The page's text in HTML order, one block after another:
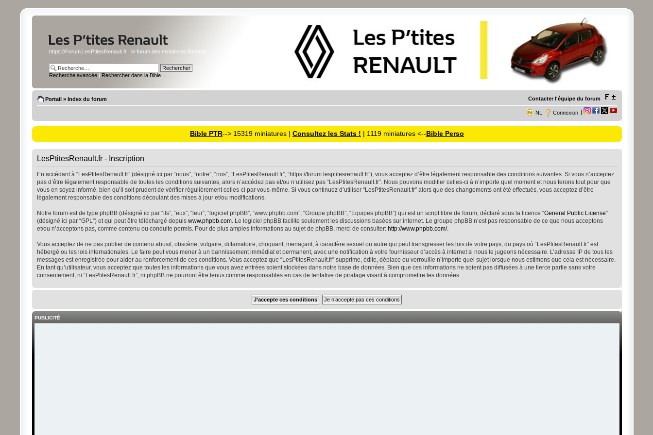
https://Forum.LesPtitesRenault.fr : le forum des miniatures Renault
Recherche avancée | Rechercher dans la Bible ...
Portail» Index du forum Contacter l'équipe du forum
NL Connexion |
Bible PTR--> 15319 miniatures | Consultez les Stats ! | 1119 miniatures <--Bible Perso
LesPtitesRenault.fr - Inscription
En accédant à “LesPtitesRenault.fr” (désigné ici par “nous”, “notre”, “nos”, “LesPtitesRenault.fr”, “https://forum.lesptitesrenault.fr”), vous acceptez d’être légalement responsable des conditions suivantes. Si vous n’acceptez
pas d’être légalement responsable de toutes les conditions suivantes, alors n’accédez pas et/ou n’utilisez pas “LesPtitesRenault.fr”. Nous pouvons modifier celles-ci à n’importe quel moment et nous ferons tout pour que
vous en soyez informé, bien qu’il soit prudent de vérifier régulièrement celles-ci par vous-même. Si vous continuez d’utiliser “LesPtitesRenault.fr” alors que des changements ont été effectués, vous acceptez d’être
légalement responsable des conditions découlant des mises à jour et/ou modifications.
Notre forum est de type phpBB (désigné ici par “ils”, “eux”, “leur”, “logiciel phpBB”, “www.phpbb.com”, “Groupe phpBB”, “Equipes phpBB”) qui est un script libre de forum, déclaré sous la licence “General Public License”
(désigné ici par “GPL”) et qui peut être téléchargé depuis www.phpbb.com. Le logiciel phpBB facilite seulement les discussions basées sur internet. Le groupe phpBB n’est pas responsable de ce que nous acceptons
et/ou n’acceptons pas, comme contenu ou conduite permis. Pour de plus amples informations au sujet de phpBB, merci de consulter: http://www.phpbb.com/.
Vous acceptez de ne pas publier de contenu abusif, obscène, vulgaire, diffamatoire, choquant, menaçant, à caractère sexuel ou autre qui peut transgresser les lois de votre pays, du pays où “LesPtitesRenault.fr” est
hébergé ou les lois internationales. Le faire peut vous mener à un bannissement immédiat et permanent, avec une notification à votre fournisseur d’accès à internet si nous le jugeons nécessaire. L’adresse IP de tous les
messages est enregistrée pour aider au renforcement de ces conditions. Vous acceptez que “LesPtitesRenault.fr” supprime, édite, déplace ou verrouille n’importe quel sujet lorsque nous estimons que cela est nécessaire.
En tant qu’utilisateur, vous acceptez que toutes les informations que vous avez entrées soient stockées dans notre base de données. Bien que ces informations ne soient pas diffusées à une tierce partie sans votre
consentement, ni “LesPtitesRenault.fr”, ni phpBB ne pourront être tenus comme responsables en cas de tentative de piratage visant à compromettre les données.
PUBLICITÉ